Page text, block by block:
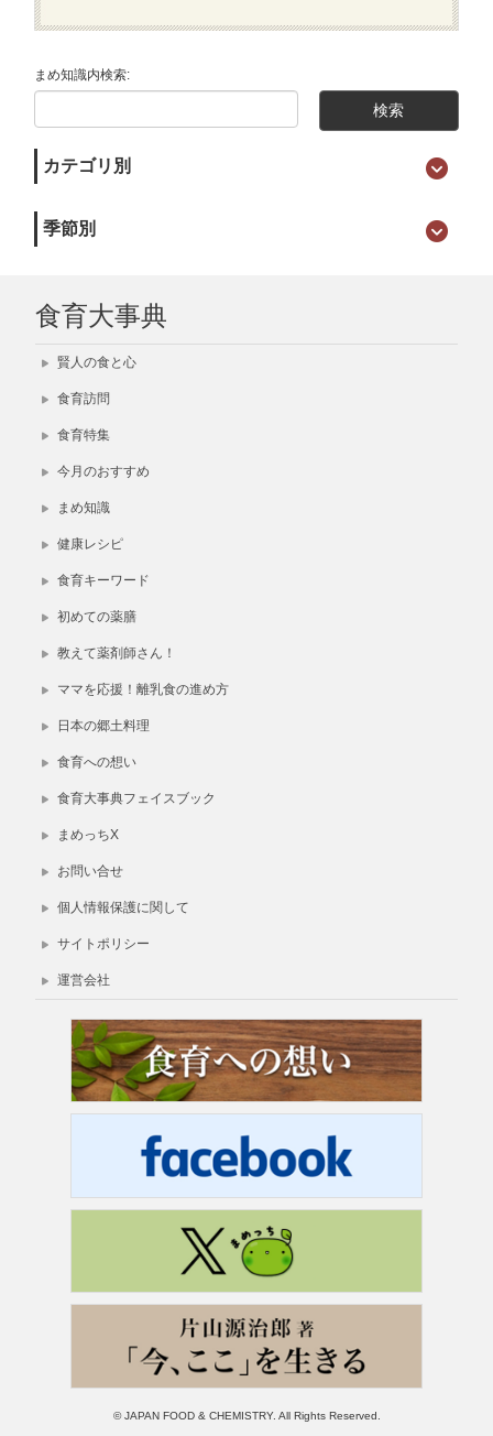
まめ知識内検索:
カテゴリ別
季節別
食育大事典
賢人の食と心
食育訪問
食育特集
今月のおすすめ
まめ知識
健康レシピ
食育キーワード
初めての薬膳
教えて薬剤師さん！
ママを応援！離乳食の進め方
日本の郷土料理
食育への想い
食育大事典フェイスブック
まめっちX
お問い合せ
個人情報保護に関して
サイトポリシー
運営会社
© JAPAN FOOD & CHEMISTRY. All Rights Reserved.